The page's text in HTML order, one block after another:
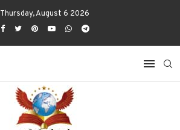
Thursday, August 6 2026